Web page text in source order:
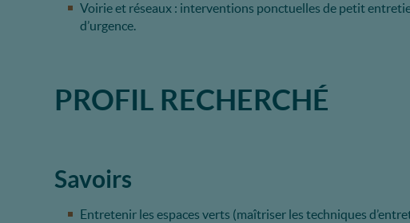
Voirie et réseaux : interventions ponctuelles de petit
d’urgence.
PROFIL RECHERCHÉ
Savoirs
Entretenir les espaces verts (maîtriser les techniques